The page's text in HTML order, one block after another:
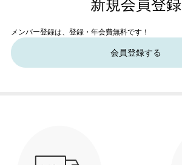
新規会員登録
メンバー登録は、登録・年会費無料です！
会員登録する